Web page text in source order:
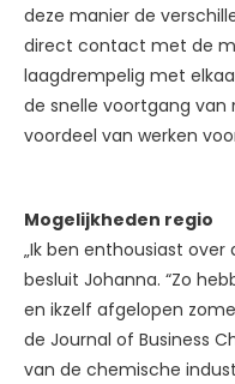
deze manier de
direct contact met de
laagdrempelig met
de snelle voortgang van
voordeel van werken
Mogelijkheden regio
„Ik ben enthousiast over
besluit Johanna. “Zo
en ikzelf afgelopen
de Journal of Business
van de chemische